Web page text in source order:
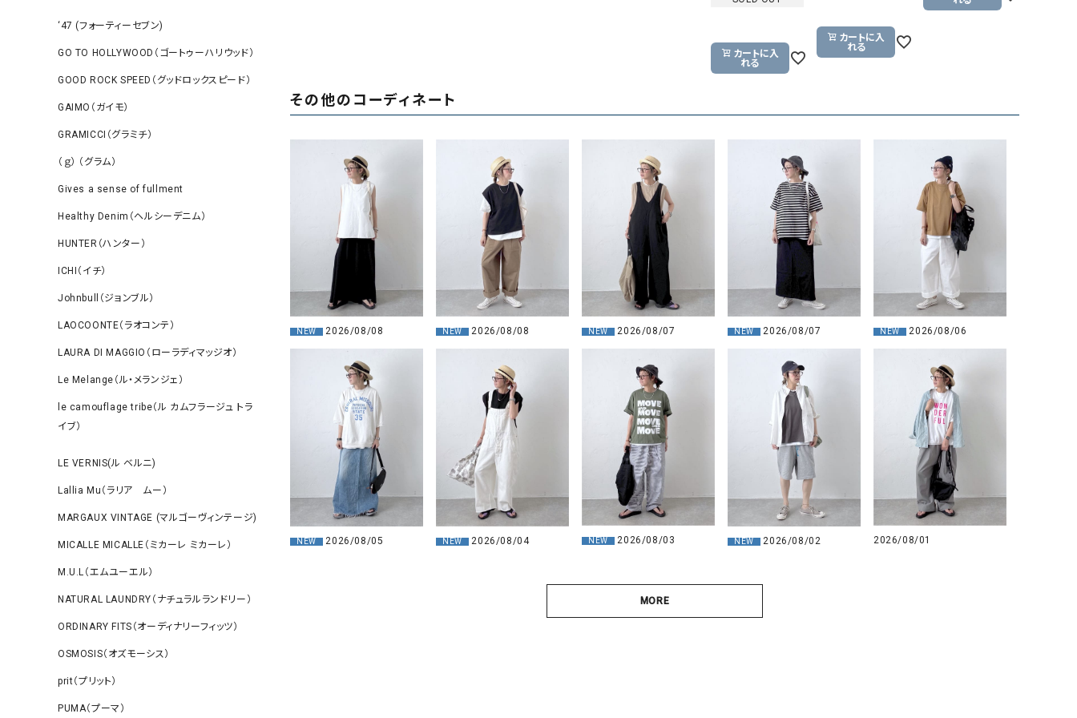
‘47 (フォーティーセブン)
GO TO HOLLYWOOD（ゴートゥーハリウッド）
GOOD ROCK SPEED（グッドロックスピード）
GAIMO（ガイモ）
GRAMICCI（グラミチ）
（ｇ） （グラム）
Gives a sense of fullment
Healthy Denim（ヘルシーデニム）
HUNTER（ハンター）
ICHI（イチ）
Johnbull（ジョンブル）
LAOCOONTE（ラオコンテ）
LAURA DI MAGGIO（ローラディマッジオ）
Le Melange（ル・メランジェ）
le camouflage tribe（ル カムフラージュ トラ
イブ）
LE VERNIS(ル ベルニ)
Lallia Mu（ラリア ムー）
MARGAUX VINTAGE (マルゴーヴィンテージ)
MICALLE MICALLE（ミカーレ ミカーレ）
M.U.L（エムユーエル）
NATURAL LAUNDRY（ナチュラルランドリー）
ORDINARY FITS（オーディナリーフィッツ）
OSMOSIS（オズモーシス）
prit（プリット）
PUMA（プーマ）
カートに入
れる
カートに入
れる
その他のコーディネート
NEW 2026/08/08 NEW 2026/08/08 NEW 2026/08/07 NEW 2026/08/07 NEW 2026/08/06
NEW 2026/08/05 NEW 2026/08/04 NEW 2026/08/03 NEW 2026/08/02 2026/08/01
MORE